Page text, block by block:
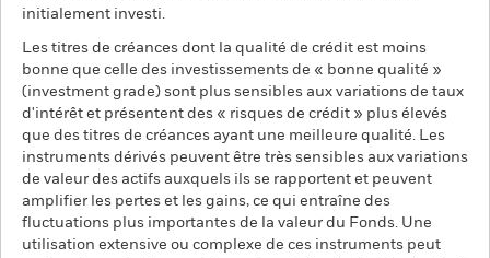
initialement investi.
Les titres de créances dont la qualité de crédit est moins
bonne que celle des investissements de « bonne qualité »
(investment grade) sont plus sensibles aux variations de taux
d'intérêt et présentent des « risques de crédit » plus élevés
que des titres de créances ayant une meilleure qualité. Les
instruments dérivés peuvent être très sensibles aux variations
de valeur des actifs auxquels ils se rapportent et peuvent
amplifier les pertes et les gains, ce qui entraîne des
fluctuations plus importantes de la valeur du Fonds. Une
utilisation extensive ou complexe de ces instruments peut